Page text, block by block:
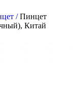
/Пинцет
Китай